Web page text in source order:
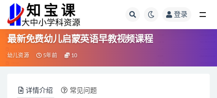
登录
最新免费幼儿启蒙英语早教视频课程
幼儿资源 5年前 10
详情介绍 常见问题
全部